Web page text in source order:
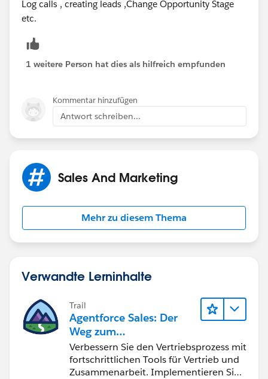
Log calls , creating leads ,Change Opportunity Stage
etc.
1 weitere Person hat dies als hilfreich empfunden
Kommentar hinzufügen
Antwort schreiben...
Sales And Marketing
Mehr zu diesem Thema
Verwandte Lerninhalte
Trail
Agentforce Sales: Der
Weg zum
Vertriebsspezialisten
Verbessern Sie den Vertriebsprozess mit
fortschrittlichen Tools für Vertrieb und
Zusammenarbeit. Implementieren Sie